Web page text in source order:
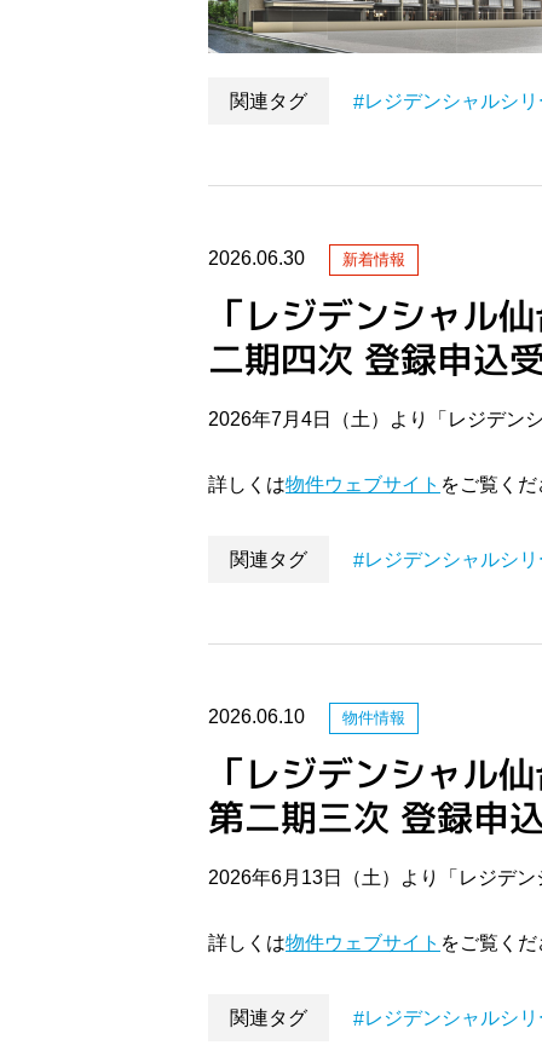
関連タグ レジデンシャルシ
2026.06.30 新着情報
「レジデンシャル
二期四次 登録申込
2026年7月4日（土）より「レジデン
詳しくは物件ウェブサイト をご覧く
関連タグ レジデンシャルシ
2026.06.10 物件情報
「レジデンシャル
第二期三次 登録申
2026年6月13日（土）より「レジデ
詳しくは物件ウェブサイト をご覧く
関連タグ レジデンシャルシ